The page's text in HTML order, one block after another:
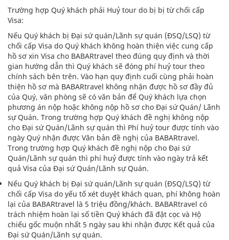
Trường hợp Quý khách phải Huỷ tour do bị bị từ chối cấp
Visa:
Nếu Quý khách bị Đại sứ quán/Lãnh sự quán (ĐSQ/LSQ) từ
chối cấp Visa do Quý khách không hoàn thiện việc cung cấp
hồ sơ xin Visa cho BABARtravel theo đúng quy định và thời
gian hướng dẫn thì Quý khách sẽ đóng phí huỷ tour theo
chính sách bên trên. Vào hạn quy định cuối cùng phải hoàn
thiện hồ sơ mà BABARtravel không nhận được hồ sơ đầy đủ
của Quý, văn phòng sẽ có văn bản để Quý khách lựa chọn
phương án nộp hoặc không nộp hồ sơ cho Đại sứ Quán/ Lãnh
sự Quán. Trong trường hợp Quý khách đề nghị không nộp
cho Đại sứ Quán/Lãnh sự quán thì Phí huỷ tour được tính vào
ngày Quý nhận được Văn bản đề nghị của BABARtravel.
Trong trường hợp Quý khách đề nghị nộp cho Đại sứ
Quán/Lãnh sự quán thì phí huỷ được tính vào ngày trả kết
quả Visa của Đại sứ Quán/Lãnh sự Quán.
Nếu Quý khách bị Đại sứ quán/Lãnh sự quán (ĐSQ/LSQ) từ
chối cấp Visa do yếu tố xét duyệt khách quan, phí không hoàn
lại của BABARtravel là 5 triệu đồng/khách. BABARtravel có
trách nhiệm hoàn lại số tiền Quý khách đã đặt cọc và Hộ
chiếu gốc muộn nhất 5 ngày sau khi nhận được Kết quả của
Đại sứ Quán/Lãnh sự quán.